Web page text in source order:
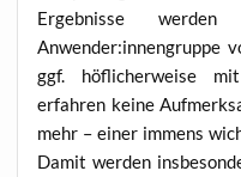
Ergeb­nis­se
Anwender:innengruppe
ggf. höf­li­cher­wei­se
erfah­ren kei­ne
mehr – einer immens
Damit wer­den